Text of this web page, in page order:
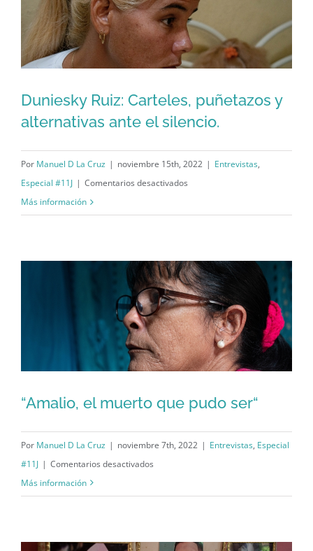
Duniesky Ruiz: Carteles, puñetazos y
alternativas ante el silencio.
Duniesky Ruiz: Carteles, puñetazos y
alternativas ante el silencio.
Por Manuel D La Cruz | noviembre 15th, 2022 | Entrevistas,
Especial #11J | Comentarios desactivados
y
alternativas
ante
el
silencio.
Más información
“Amalio, el muerto que pudo ser“
“Amalio, el muerto que pudo ser“
Por Manuel D La Cruz | noviembre 7th, 2022 | Entrevistas, Especial
#11J | Comentarios desactivados
Más información